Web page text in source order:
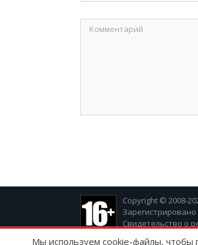
Copyright © 2008-
Свидетельство о
Мы используем cookie-файлы, чтобы